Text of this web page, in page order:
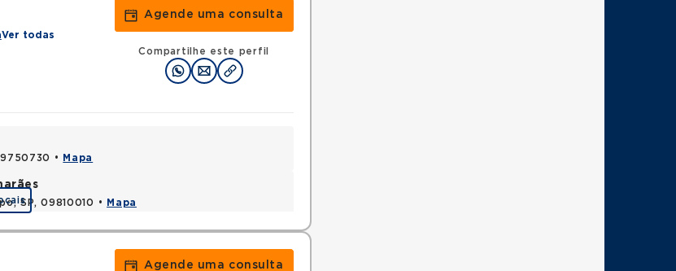
Ver todas
Agende uma consulta
Compartilhe este perfil
• Mapa
SP, 09810010 • Mapa
Agende uma consulta